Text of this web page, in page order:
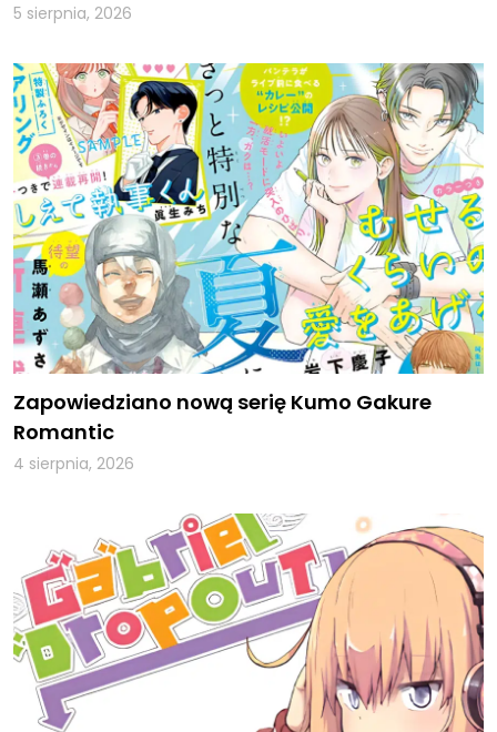
5 sierpnia, 2026
Zapowiedziano nową serię Kumo Gakure
Romantic
4 sierpnia, 2026